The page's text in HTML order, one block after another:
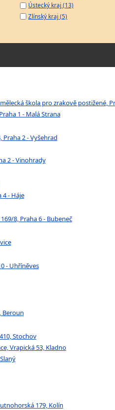
Ústecký kraj (13)
Zlínský kraj (5)
škola pro zrakově postižené,
1 - Malá Strana
2 - Vyšehrad
2 - Vinohrady
4 - Háje
8, Praha 6 - Bubeneč
- Uhříněves
Beroun
Stochov
Vrapická 53, Kladno
179, Kolín